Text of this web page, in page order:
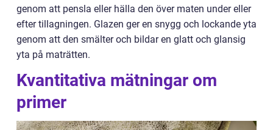
genom att pensla eller hälla den över maten under eller
efter tillagningen. Glazen ger en snygg och lockande yta
genom att den smälter och bildar en glatt och glansig
yta på maträtten.
Kvantitativa mätningar om
primer